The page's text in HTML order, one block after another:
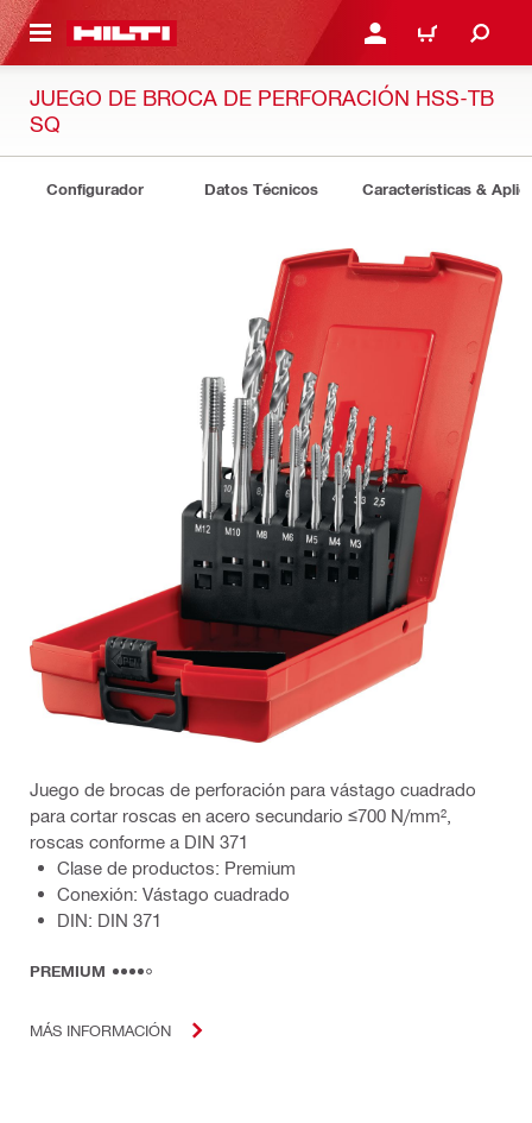
PRINCIPAL INICIE SESIÓN O
CARRITO
JUEGO DE BROCA DE PERFORACIÓN HSS-TB
SQ
Configurador Datos Técnicos Características &
Juego de brocas de perforación para vástago cuadrado
para cortar roscas en acero secundario ≤700 N/mm²,
roscas conforme a DIN 371
Clase de productos: Premium
Conexión: Vástago cuadrado
DIN: DIN 371
PREMIUM
MÁS INFORMACIÓN